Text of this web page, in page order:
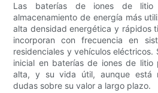
Las baterías de iones de
almacenamiento de energía más
alta densidad energética y rápidos
incorporan con frecuencia en
residenciales y vehículos eléctricos.
inicial en baterías de iones de litio
alta, y su vida útil, aunque está
dudas sobre su valor a largo plazo.